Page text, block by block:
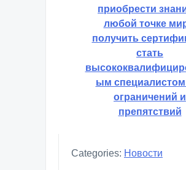
приобрести
любой точке
получить
стать
ым специалистом
ограничений и
препятствий
Categories: Новости